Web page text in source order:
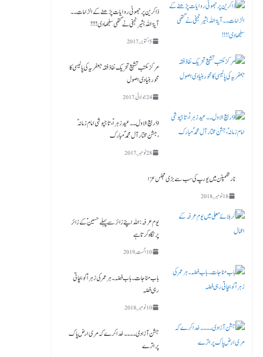
ذاکرین پر جھوٹی روایات پڑھنے کے الزامات ۔۔
آیۃ اللہ بشیر نجفی نے گتھی سلجھا دی!!!!
5 اکتوبر, 2017
مرکز مکتب تشیع تحریک نفاذفقہ جعفریہ کی پالیسی کا
محور بنیادی اصول
24 جولائی, 2017
9 ربیع الاول ۔۔ عید زہراؑ، تاجپوشی امام زمانہؑ
،جشن مختار آل محمدؐ مبارک
28 نومبر, 2017
نارتھمپٹن میں یورپ کی سب سے بڑی مجلس عزا
18 نومبر, 2018
یوم عرفہ :اللہ اپنے زائر سے پہلے حسینؑ کے زائر
پر نگاہ کرتا ہے
10 اگست, 2019
باب مناجات ۔باب فضہ ۔ ہر عمر کی زہرا ؑ کو بچاتی
رہی فضہ
10 نومبر, 2018
جشن آزادی ۔۔۔۔خدا کرے کہ مری ارض پاک
پر اترے